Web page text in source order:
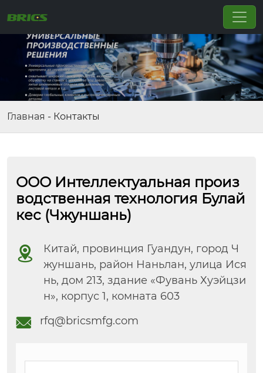
Главная - Контакты
ООО Интеллектуальная произ
водственная технология Булай
кес (Чжуншань)

Китай, провинция Гуандун, город Ч
жуншань, район Наньлан, улица Ися
нь, дом 213, здание «Фувань Хуэйцзи
н», корпус 1, комната 603
 rfq@bricsmfg.com